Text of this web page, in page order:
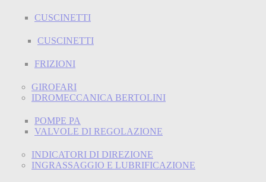
CUSCINETTI
CUSCINETTI
FRIZIONI
GIROFARI
IDROMECCANICA BERTOLINI
POMPE PA
VALVOLE DI REGOLAZIONE
INDICATORI DI DIREZIONE
INGRASSAGGIO E LUBRIFICAZIONE